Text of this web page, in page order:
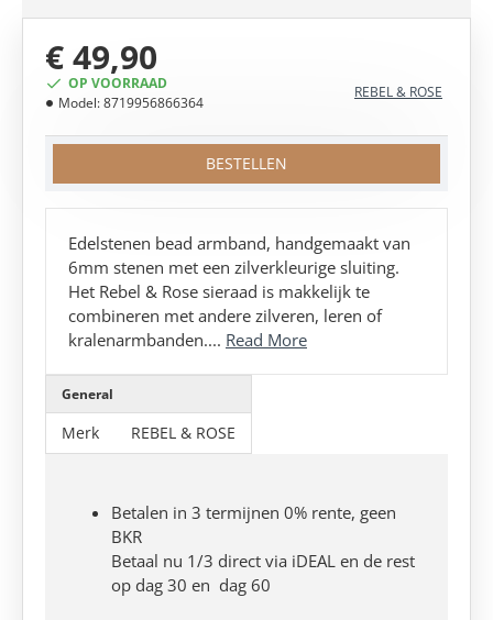
OP VOORRAAD
Model:8719956866364
REBEL & ROSE
€ 49,90
BESTELLEN
Edelstenen bead armband, handgemaakt van
6mm stenen met een zilverkleurige sluiting.
Het Rebel & Rose sieraad is makkelijk te
combineren met andere zilveren, leren of
kralenarmbanden.... Read More
General
Merk REBEL & ROSE
Betalen in 3 termijnen 0% rente, geen
BKR
Betaal nu 1/3 direct via iDEAL en de rest
op dag 30 en dag 60